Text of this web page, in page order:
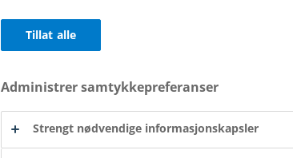
Foresattportal
Tillat alle
Administrer samtykkepreferanser
Strengt nødvendige informasjonskapsler